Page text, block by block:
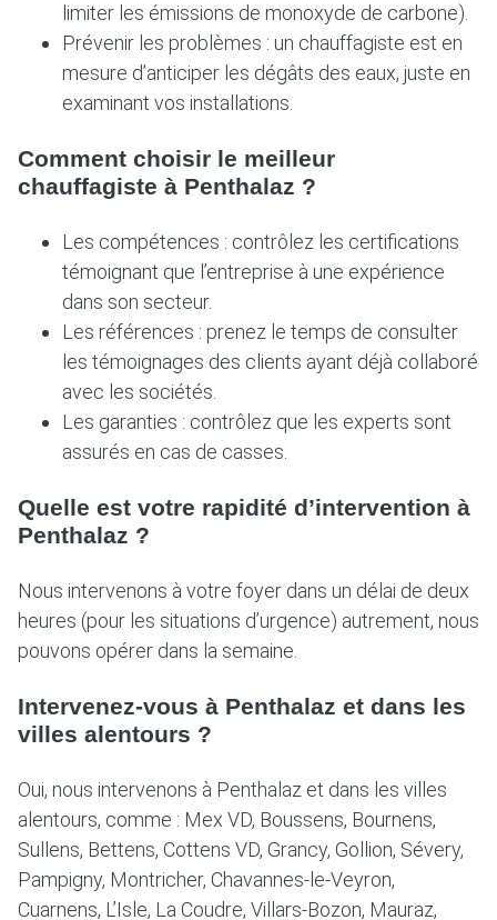
limiter les émissions de monoxyde de carbone).
Prévenir les problèmes : un chauffagiste est en
mesure d’anticiper les dégâts des eaux, juste en
examinant vos installations.
Comment choisir le meilleur
chauffagiste à Penthalaz ?
Les compétences : contrôlez les certifications
témoignant que l’entreprise à une expérience
dans son secteur.
Les références : prenez le temps de consulter
les témoignages des clients ayant déjà collaboré
avec les sociétés.
Les garanties : contrôlez que les experts sont
assurés en cas de casses.
Quelle est votre rapidité d’intervention à
Penthalaz ?
Nous intervenons à votre foyer dans un délai de deux
heures (pour les situations d’urgence) autrement, nous
pouvons opérer dans la semaine.
Intervenez-vous à Penthalaz et dans les
villes alentours ?
Oui, nous intervenons à Penthalaz et dans les villes
alentours, comme : Mex VD, Boussens, Bournens,
Sullens, Bettens, Cottens VD, Grancy, Gollion, Sévery,
Pampigny, Montricher, Chavannes-le-Veyron,
Cuarnens, L’Isle, La Coudre, Villars-Bozon, Mauraz,